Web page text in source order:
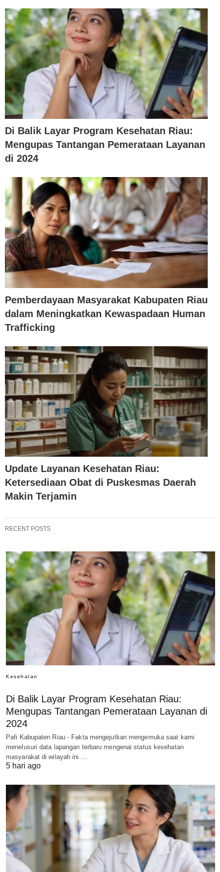
Di Balik Layar Program Kesehatan Riau:
Mengupas Tantangan Pemerataan Layanan
di 2024
Pemberdayaan Masyarakat Kabupaten Riau
dalam Meningkatkan Kewaspadaan Human
Trafficking
Update Layanan Kesehatan Riau:
Ketersediaan Obat di Puskesmas Daerah
Makin Terjamin
RECENT POSTS
Kesehatan
Di Balik Layar Program Kesehatan Riau:
Mengupas Tantangan Pemerataan Layanan di
2024
Pafi Kabupaten Riau - Fakta mengejutkan mengemuka saat kami
menelusuri data lapangan terbaru mengenai status kesehatan
masyarakat di wilayah ini.…
5 hari ago